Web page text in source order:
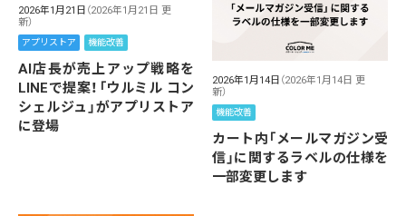
2026年1月21日 （2026年1月21日 更
新）
アプリストア 機能改善
AI店長が売上アップ戦略を
LINEで提案！「ウルミル コン
シェルジュ」がアプリストア
に登場
2026年1月14日 （2026年1月14日 更
新）
機能改善
カート内「メールマガジン受
信」に関するラベルの仕様を
一部変更します